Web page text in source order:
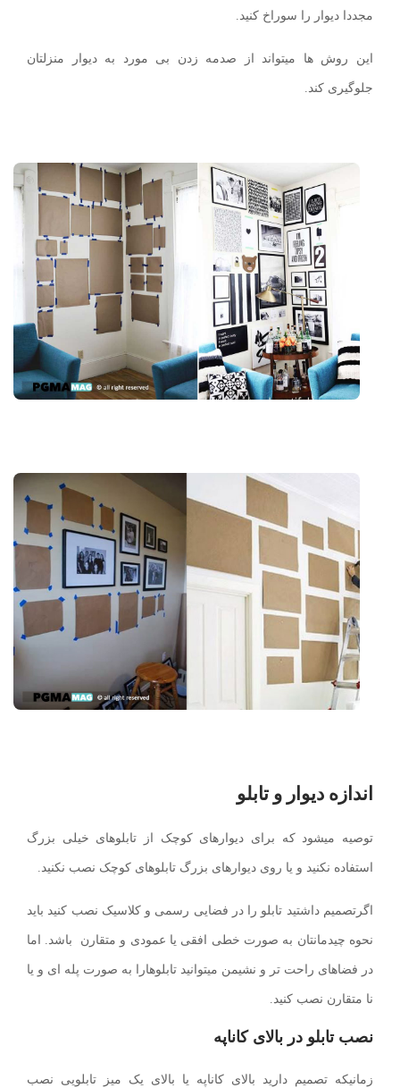
مجددا دیوار را سوراخ کنید.
این روش ها میتواند از صدمه زدن بی مورد به دیوار منزلتان
جلوگیری کند.
اندازه دیوار و تابلو
توصیه میشود که برای دیوارهای کوچک از تابلوهای خیلی بزرگ
استفاده نکنید و یا روی دیوارهای بزرگ تابلوهای کوچک نصب نکنید.
اگرتصمیم داشتید تابلو را در فضایی رسمی و کلاسیک نصب کنید باید
نحوه چیدمانتان به صورت خطی افقی یا عمودی و متقارن باشد. اما
در فضاهای راحت تر و نشیمن میتوانید تابلوهارا به صورت پله ای و یا
نا متقارن نصب کنید.
نصب تابلو در بالای کاناپه
زمانیکه تصمیم دارید بالای کاناپه یا بالای یک میز تابلویی نصب